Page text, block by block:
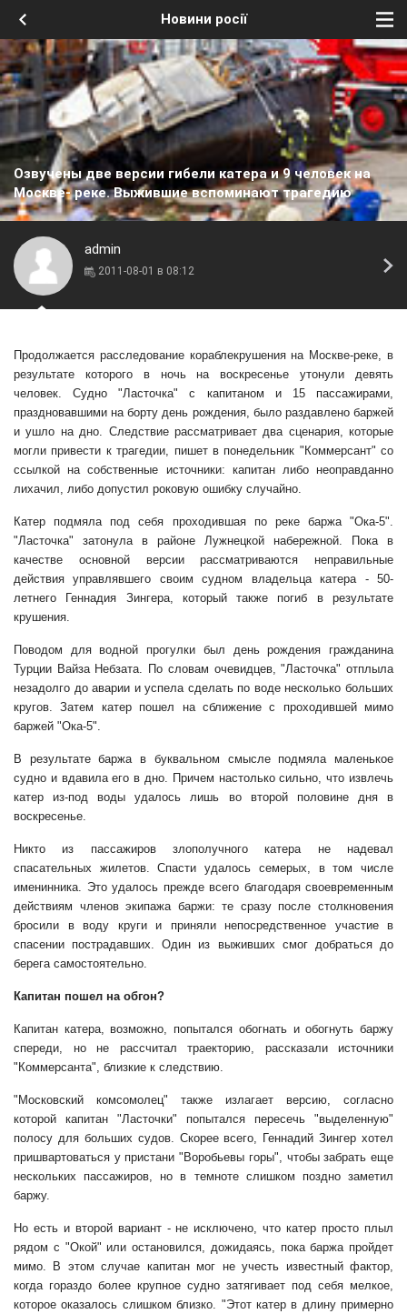
Новини росії
Озвучены две версии гибели катера и 9 человек на
Москве- реке. Выжившие вспоминают трагедию
admin
2011-08-01 в 08:12
Продолжается расследование кораблекрушения на Москве-реке, в
результате которого в ночь на воскресенье утонули девять
человек. Судно "Ласточка" с капитаном и 15 пассажирами,
праздновавшими на борту день рождения, было раздавлено баржей
и ушло на дно. Следствие рассматривает два сценария, которые
могли привести к трагедии, пишет в понедельник "Коммерсант" со
ссылкой на собственные источники: капитан либо неоправданно
лихачил, либо допустил роковую ошибку случайно.
Катер подмяла под себя проходившая по реке баржа "Ока-5".
"Ласточка" затонула в районе Лужнецкой набережной. Пока в
качестве основной версии рассматриваются неправильные
действия управлявшего своим судном владельца катера - 50-
летнего Геннадия Зингера, который также погиб в результате
крушения.
Поводом для водной прогулки был день рождения гражданина
Турции Вайза Небзата. По словам очевидцев, "Ласточка" отплыла
незадолго до аварии и успела сделать по воде несколько больших
кругов. Затем катер пошел на сближение с проходившей мимо
баржей "Ока-5".
В результате баржа в буквальном смысле подмяла маленькое
судно и вдавила его в дно. Причем настолько сильно, что извлечь
катер из-под воды удалось лишь во второй половине дня в
воскресенье.
Никто из пассажиров злополучного катера не надевал
спасательных жилетов. Спасти удалось семерых, в том числе
именинника. Это удалось прежде всего благодаря своевременным
действиям членов экипажа баржи: те сразу после столкновения
бросили в воду круги и приняли непосредственное участие в
спасении пострадавших. Один из выживших смог добраться до
берега самостоятельно.
Капитан пошел на обгон?
Капитан катера, возможно, попытался обогнать и обогнуть баржу
спереди, но не рассчитал траекторию, рассказали источники
"Коммерсанта", близкие к следствию.
"Московский комсомолец" также излагает версию, согласно
которой капитан "Ласточки" попытался пересечь "выделенную"
полосу для больших судов. Скорее всего, Геннадий Зингер хотел
пришвартоваться у пристани "Воробьевы горы", чтобы забрать еще
нескольких пассажиров, но в темноте слишком поздно заметил
баржу.
Но есть и второй вариант - не исключено, что катер просто плыл
рядом с "Окой" или остановился, дожидаясь, пока баржа пройдет
мимо. В этом случае капитан мог не учесть известный фактор,
когда гораздо более крупное судно затягивает под себя мелкое,
которое оказалось слишком близко. "Этот катер в длину примерно